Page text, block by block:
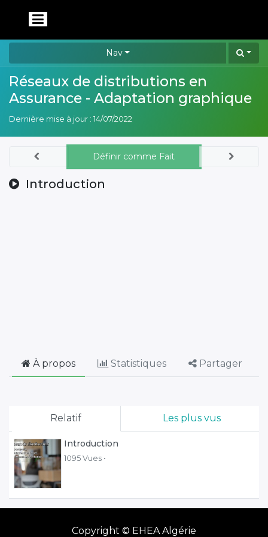
Nav
Réseaux de distributions en
Assurance - Adaptation graphique
Dernière mise à jour : 14/07/2022
Relatif Les plus vus
Introduction
1095 Vues •
Introduction
Définir comme Fait
À propos Statistiques Partager
Copyright © EHEA Algérie